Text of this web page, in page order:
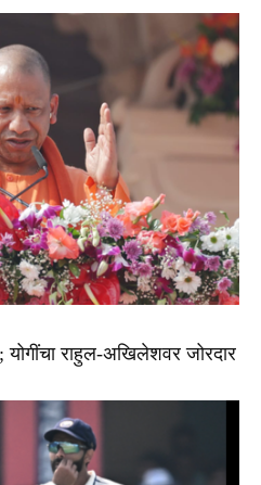
राहुल-अखिलेशवर जोरदार